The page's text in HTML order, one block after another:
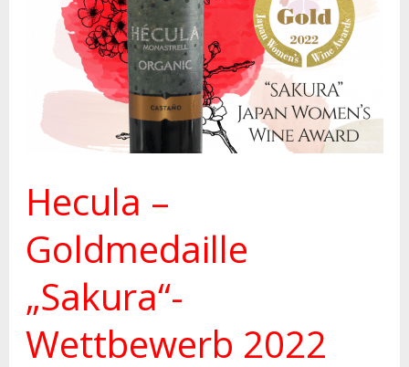
Hecula –
Goldmedaille
„Sakura“-
Wettbewerb 2022